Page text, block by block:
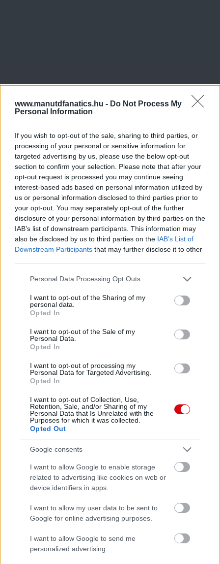
www.manutdfanatics.hu - Do Not Process My
Personal Information
If you wish to opt-out of the sale, sharing to third parties, or
processing of your personal or sensitive information for
targeted advertising by us, please use the below opt-out
section to confirm your selection. Please note that after your
opt-out request is processed you may continue seeing
interest-based ads based on personal information utilized by
us or personal information disclosed to third parties prior to
your opt-out. You may separately opt-out of the further
disclosure of your personal information by third parties on the
IAB’s list of downstream participants. This information may
also be disclosed by us to third parties on the IAB’s List of
Downstream Participants that may further disclose it to other
Please note that this website/app uses one or more Google
not limited to your visit or usage behaviour. You may click to
grant or deny consent to Google and its third-party tags to
use your data for below specified purposes in below Google
consent section.
Personal Data Processing Opt Outs
I want to opt-out of the Sharing of my
personal data.
Opted In
I want to opt-out of the Sale of my
Personal Data.
Opted In
I want to opt-out of processing my
Personal Data for Targeted Advertising.
Opted In
I want to opt-out of Collection, Use,
Retention, Sale, and/or Sharing of my
Personal Data that Is Unrelated with the
Purposes for which it was collected.
Opted Out
Google consents
I want to allow Google to enable storage
related to advertising like cookies on web or
device identifiers in apps.
I want to allow my user data to be sent to
Google for online advertising purposes.
I want to allow Google to send me
personalized advertising.
Meccs Center
Paris Saint-Germainvs
Felkészülési szezon 4. mérkőzés
Nya Ullevi, Göteborg